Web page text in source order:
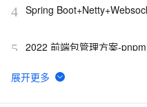
4 Spring
5 2022 前端包管理方案-
6
《智能前端技术与实践》